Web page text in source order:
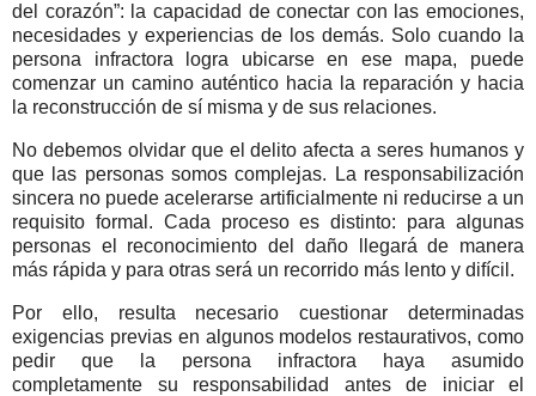
del corazón”: la capacidad de conectar con las emociones,
necesidades y experiencias de los demás. Solo cuando la
persona infractora logra ubicarse en ese mapa, puede
comenzar un camino auténtico hacia la reparación y hacia
la reconstrucción de sí misma y de sus relaciones.
No debemos olvidar que el delito afecta a seres humanos y
que las personas somos complejas. La responsabilización
sincera no puede acelerarse artificialmente ni reducirse a un
requisito formal. Cada proceso es distinto: para algunas
personas el reconocimiento del daño llegará de manera
más rápida y para otras será un recorrido más lento y difícil.
Por ello, resulta necesario cuestionar determinadas
exigencias previas en algunos modelos restaurativos, como
pedir que la persona infractora haya asumido
completamente su responsabilidad antes de iniciar el